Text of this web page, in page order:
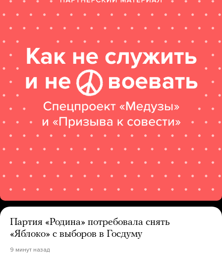
Партия «Родина» потребовала снять
«Яблоко» с выборов в Госдуму
9 минут назад